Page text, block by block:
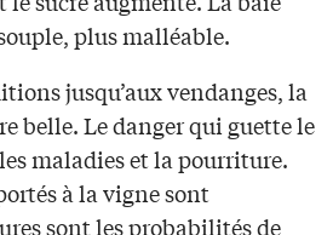
plus malléable.
jusqu’aux vendanges, la
belle. Le danger qui guette le
maladies et la pourriture.
à la vigne sont
sont les probabilités de